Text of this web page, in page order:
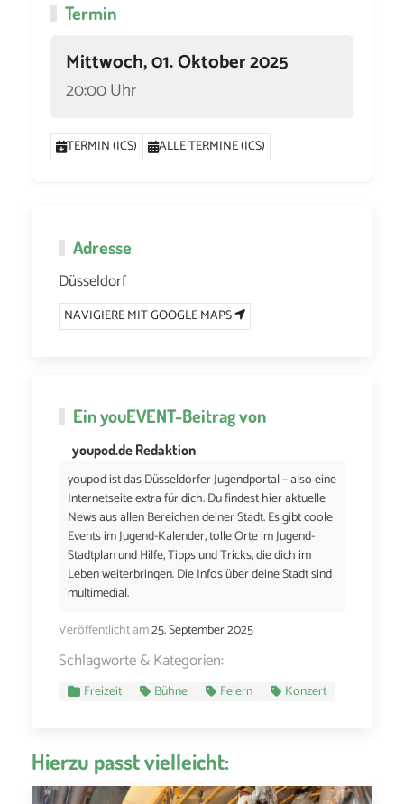
Termin
Mittwoch, 01. Oktober 2025
20:00 Uhr
TERMIN (ICS) ALLE TERMINE (ICS)
Adresse
Düsseldorf
NAVIGIERE MIT GOOGLE MAPS
EinyouEVENT-Beitrag von
youpod.de Redaktion
youpod ist das Düsseldorfer Jugendportal – also eine
Internetseite extra für dich. Du findest hier aktuelle
News aus allen Bereichen deiner Stadt. Es gibt coole
Events im Jugend-Kalender, tolle Orte im Jugend-
Stadtplan und Hilfe, Tipps und Tricks, die dich im
Leben weiterbringen. Die Infos über deine Stadt sind
multimedial.
Veröffentlicht am25. September 2025
Schlagworte & Kategorien:
Freizeit Bühne Feiern Konzert
Hierzu passt vielleicht: